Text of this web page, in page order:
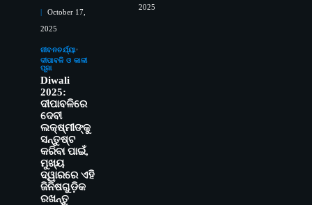
October 17,
2025
2025
ଜୀବନଚର୍ଯ୍ୟା
ଦୀପାବଳି ଓ କାଳୀ
ପୂଜା
Diwali
2025:
ଦୀପାବଳିରେ
ଦେବୀ
ଲକ୍ଷ୍ମୀଙ୍କୁ
ସନ୍ତୁଷ୍ଟ
କରିବା ପାଇଁ,
ମୁଖ୍ୟ
ଦ୍ୱାରରେ ଏହି
ଜିନିଷଗୁଡ଼ିକ
ରଖନ୍ତୁ